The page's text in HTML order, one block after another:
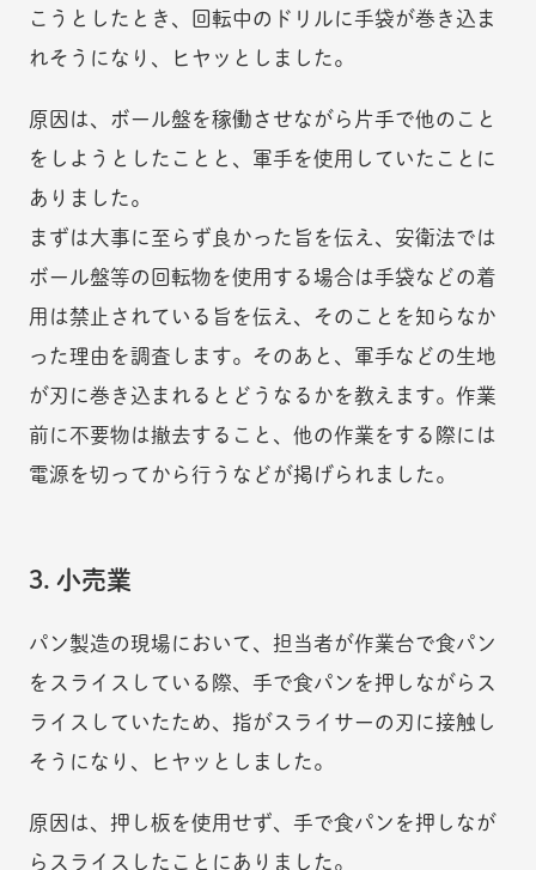
こうとしたとき、回転中のドリルに手袋が巻き込ま
れそうになり、ヒヤッとしました。
原因は、ボール盤を稼働させながら片手で他のこと
をしようとしたことと、軍手を使用していたことに
ありました。
まずは大事に至らず良かった旨を伝え、安衛法では
ボール盤等の回転物を使用する場合は手袋などの着
用は禁止されている旨を伝え、そのことを知らなか
った理由を調査します。そのあと、軍手などの生地
が刃に巻き込まれるとどうなるかを教えます。作業
前に不要物は撤去すること、他の作業をする際には
電源を切ってから行うなどが掲げられました。
3. 小売業
パン製造の現場において、担当者が作業台で食パン
をスライスしている際、手で食パンを押しながらス
ライスしていたため、指がスライサーの刃に接触し
そうになり、ヒヤッとしました。
原因は、押し板を使用せず、手で食パンを押しなが
らスライスしたことにありました。